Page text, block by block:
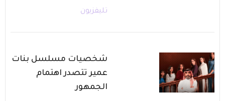
تليفزيون
شخصيات مسلسل بنات
عمير تتصدر اهتمام
الجمهور